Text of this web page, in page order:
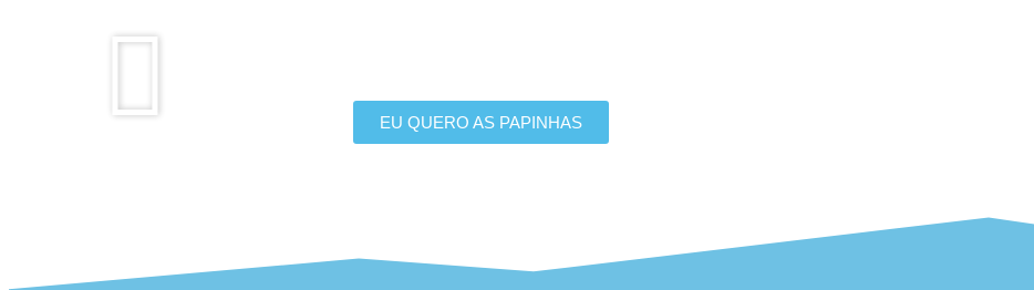
EU QUERO AS PAPINHAS